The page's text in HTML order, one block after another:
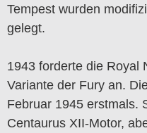
Tempest wurden
gelegt.
1943 forderte die Royal
Variante der Fury an.
Februar 1945 erstmals.
Centaurus XII-Motor,